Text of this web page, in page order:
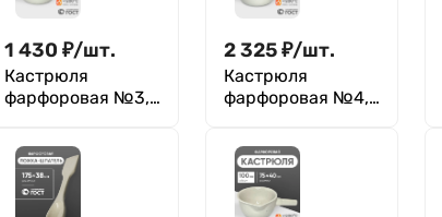
1 430 ₽/шт.
Кастрюля
фарфоровая №3,
80
2 325₽/шт.
Кастрюля
фарфоровая №4,
80